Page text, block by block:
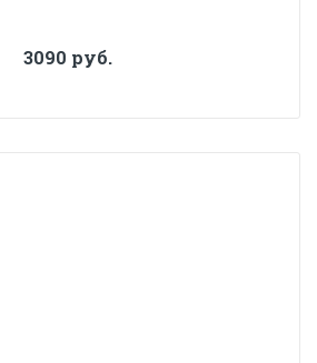
3090 руб.